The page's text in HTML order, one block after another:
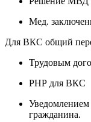
Мед.
Для ВКС общий
Трудовым
РНР для ВКС
Уведомлением
гражданина.